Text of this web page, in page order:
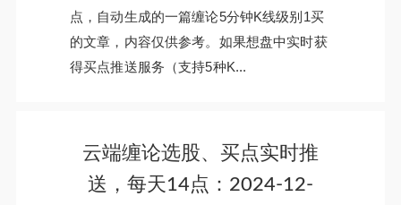
点，自动生成的一篇缠论5分钟K线级别1买
的文章，内容仅供参考。如果想盘中实时获
得买点推送服务（支持5种K...
云端缠论选股、买点实时推
送，每天14点：2024-12-